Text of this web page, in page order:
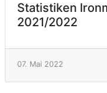
Statistiken
2021/2022
07. Mai 2022